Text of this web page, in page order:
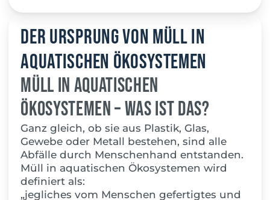
Der Ursprung von Müll in
aquatischen Ökosystemen
Müll in aquatischen
Ökosystemen – Was ist das?
Ganz gleich, ob sie aus Plastik, Glas,
Gewebe oder Metall bestehen, sind alle
Abfälle durch Menschenhand entstanden.
Müll in aquatischen Ökosystemen wird
definiert als:
„jegliches vom Menschen gefertigtes und